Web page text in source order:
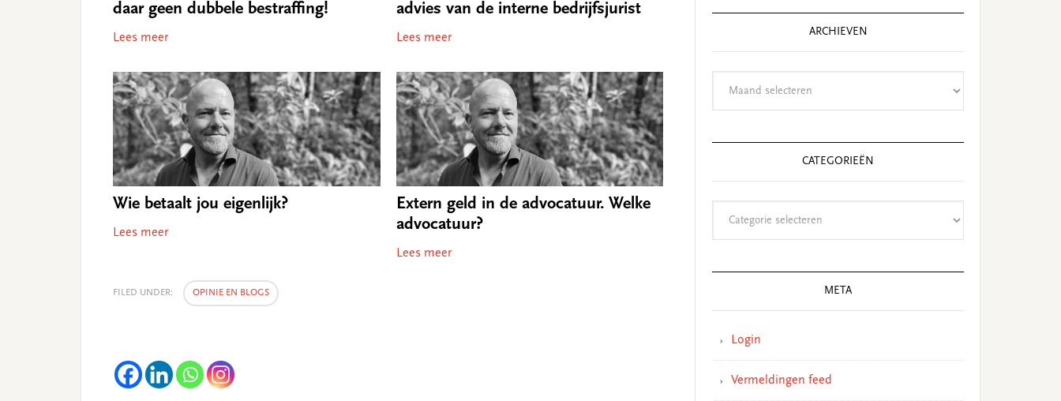
daar geen dubbele bestraﬃng!
Lees meer
advies van de interne bedrijfsjurist
Lees meer
Wie betaalt jou eigenlijk?
Lees meer
Extern geld in de advocatuur. Welke
advocatuur?
Lees meer
FILED UNDER: OPINIE EN BLOGS
ARCHIEVEN
CATEGORIEËN
META
Login
Vermeldingen feed